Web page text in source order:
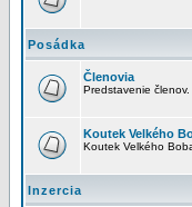
Posádka
Členovia
Predstavenie členov.
Koutek Velkého
Koutek Velkého
Inzercia